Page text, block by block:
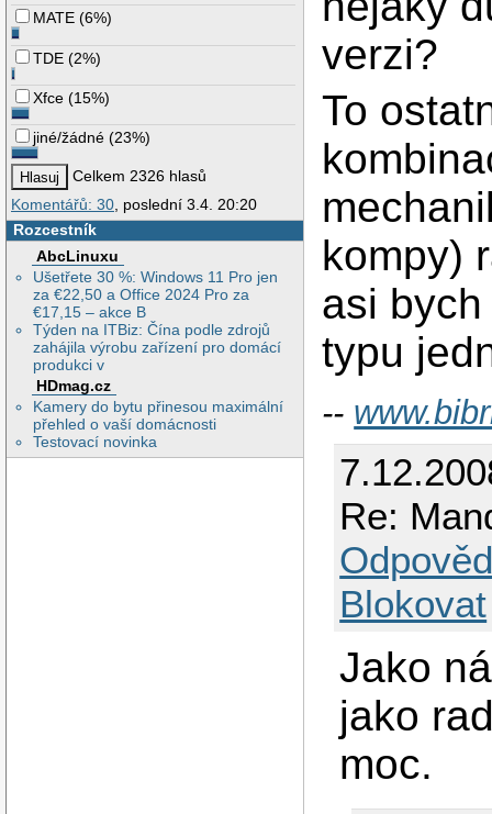
MATE (6%)
TDE (2%)
Xfce (15%)
jiné/žádné (23%)
Celkem 2326 hlasů
Komentářů: 30 , poslední 3.4. 20:20
Rozcestník
AbcLinuxu
Ušetřete 30 %: Windows 11 Pro jen
za €22,50 a Office 2024 Pro za
€17,15 – akce B
Týden na ITBiz: Čína podle zdrojů
zahájila výrobu zařízení pro domácí
produkci v
HDmag.cz
Kamery do bytu přinesou maximální
přehled o vaší domácnosti
Testovací novinka
verzi?
To
kompy)
asi
typu
--
Re:
Blokovat
Jako
jako
moc.